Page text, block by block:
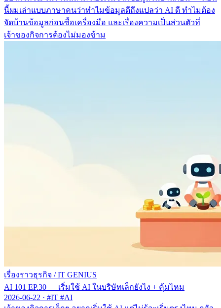
นี้ผมเล่าแบบภาษาคนว่าทำไมข้อมูลดีถึงแปลว่า AI ดี ทำไมต้อง
จัดบ้านข้อมูลก่อนซื้อเครื่องมือ และเรื่องความเป็นส่วนตัวที่
เจ้าของกิจการต้องไม่มองข้าม
เรื่องราวธุรกิจ / IT GENIUS
AI 101 EP.30 — เริ่มใช้ AI ในบริษัทเล็กยังไง + คุ้มไหม
2026-06-22 · #IT #AI